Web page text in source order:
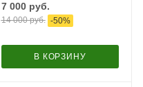
сита
7 000руб.
14 000руб. -50%
В КОРЗИНУ